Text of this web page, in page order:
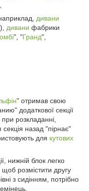
дивани
дивани фабрики
", "Гранд",
" отримав свою
додаткової секції
при розкладанні,
назад "пірнає"
для кутових
нижній блок легко
щоб розмістити другу
з сидінням, потрібно